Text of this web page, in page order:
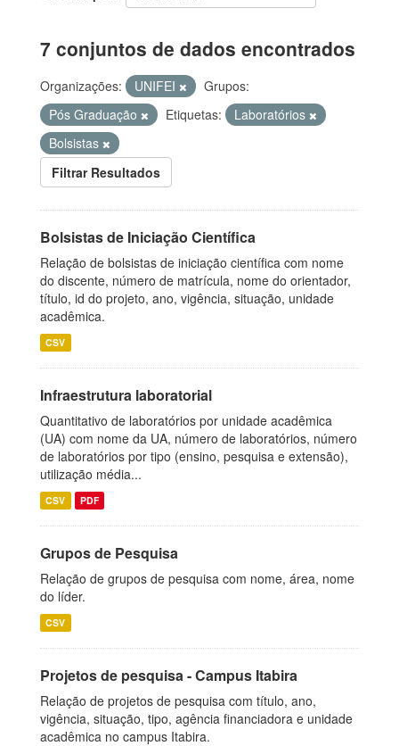
7 conjuntos de dados encontrados
Organizações: UNIFEI
Grupos:
Pós Graduação
Etiquetas:
Laboratórios
Bolsistas
Filtrar Resultados
Bolsistas de Iniciação Científica
Relação de bolsistas de iniciação científica com nome
do discente, número de matrícula, nome do orientador,
título, id do projeto, ano, vigência, situação, unidade
acadêmica.
CSV
Infraestrutura laboratorial
Quantitativo de laboratórios por unidade acadêmica
(UA) com nome da UA, número de laboratórios, número
de laboratórios por tipo (ensino, pesquisa e extensão),
utilização média...
CSV PDF
Grupos de Pesquisa
Relação de grupos de pesquisa com nome, área, nome
do líder.
CSV
Projetos de pesquisa - Campus Itabira
Relação de projetos de pesquisa com título, ano,
vigência, situação, tipo, agência financiadora e unidade
acadêmica no campus Itabira.